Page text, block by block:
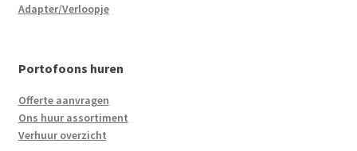
Adapter/Verloopje
Portofoons huren
Offerte aanvragen
Ons huur assortiment
Verhuur overzicht